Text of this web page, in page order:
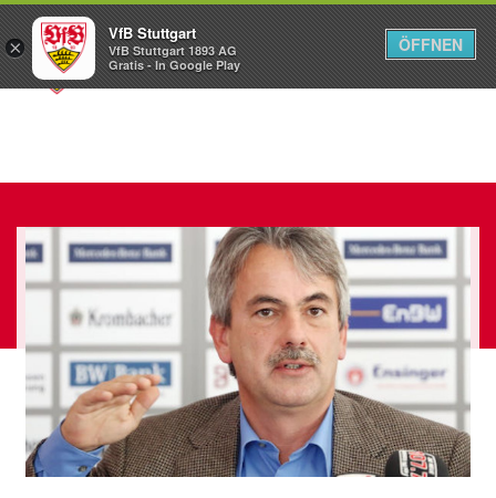
Menü
×
VfB Stuttgart
VfB Stuttgart 1893 AG
Gratis - In Google Play
ÖFFNEN